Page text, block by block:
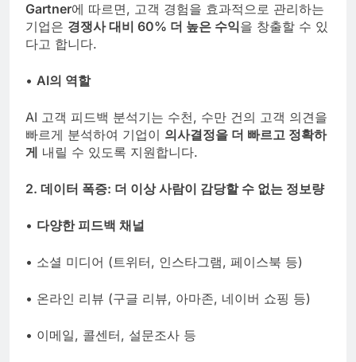
Gartner에 따르면, 고객 경험을 효과적으로 관리하는
기업은 경쟁사 대비 60% 더 높은 수익을 창출할 수 있
다고 합니다.
• AI의 역할
AI 고객 피드백 분석기는 수천, 수만 건의 고객 의견을
빠르게 분석하여 기업이 의사결정을 더 빠르고 정확하
게 내릴 수 있도록 지원합니다.
2. 데이터 폭증: 더 이상 사람이 감당할 수 없는 정보량
• 다양한 피드백 채널
• 소셜 미디어 (트위터, 인스타그램, 페이스북 등)
• 온라인 리뷰 (구글 리뷰, 아마존, 네이버 쇼핑 등)
• 이메일, 콜센터, 설문조사 등